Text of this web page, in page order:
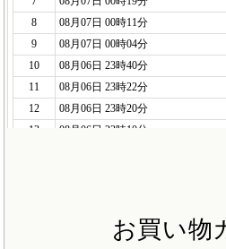
お買い物